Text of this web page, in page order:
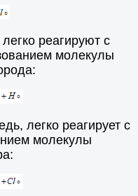
реагируют с
молекулы
легко реагирует с
молекулы